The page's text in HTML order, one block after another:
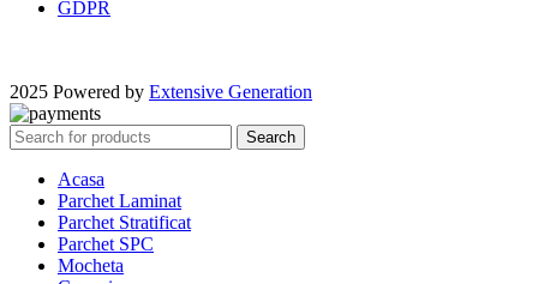
GDPR
2025 Powered by Extensive Generation
Search
Acasa
Parchet Laminat
Parchet Stratificat
Parchet SPC
Mocheta